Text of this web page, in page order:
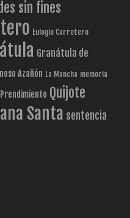
sin fines
Eulogio Carretero
Granátula de
Azañón La Mancha memoria
Prendimiento Quijote
Santa sentencia